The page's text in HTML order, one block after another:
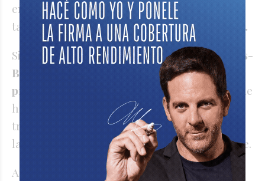
en el acuerdo, podrían nacionalizarse
también en abrilsin pagar el 35% de arancel.
Sin embargo, del mismo modo queMercedes-
Benz se adelantó con una reducción de
precios cercana al 10%
para los vehículos que
hoy pagan impuestos internos y dejarán de
tributarlo cuando se sancione la reforma
laboral,
también reaccionó rápidamente.
Apenas empezó a frenarse la venta de Ford